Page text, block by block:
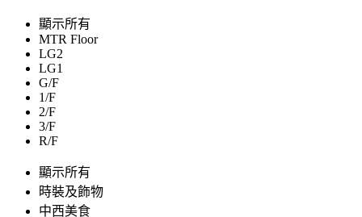
顯示所有
MTR Floor
LG2
LG1
G/F
1/F
2/F
3/F
R/F
顯示所有
時裝及飾物
中西美食